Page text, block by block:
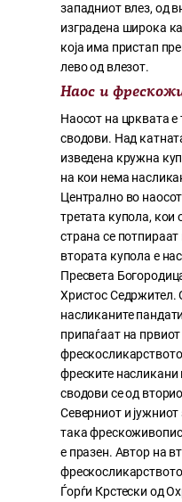
западниот влез, од
изградена широка
која има пристап
лево од влезот.
Наос и
Наосот на црквата е
сводови. Над
изведена кружна
на кои нема
Централно во
третата купола, кои
страна се
втората купола е
Пресвета
Христос Седржител.
насликаните
припаѓаат на
фреските насликани
сводови се од
Северниот и
така
е празен. Автор на
Ѓорѓи Крстески од